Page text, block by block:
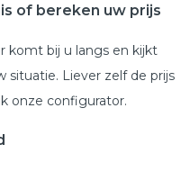
of bereken uw prijs
komt bij u langs en kijkt
situatie. Liever zelf de prijs
onze configurator.